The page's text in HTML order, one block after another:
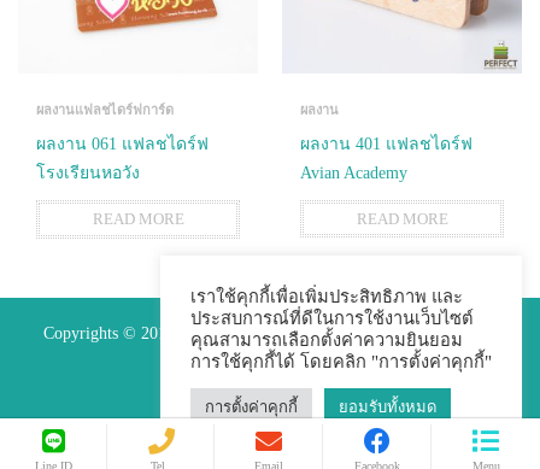
ผลงานแฟลชไดร์ฟการ์ด
ผลงาน 061 แฟลชไดร์ฟ
โรงเรียนหอวัง
READ MORE
ผลงาน
ผลงาน 401 แฟลชไดร์ฟ
Avian Academy
READ MORE
Copyrights © 2015 Premium Perfect Co.,ltd. All Rights Reserved.
เราใช้คุกกี้เพื่อเพิ่มประสิทธิภาพ และ
ประสบการณ์ที่ดีในการใช้งานเว็บไซต์
คุณสามารถเลือกตั้งค่าความยินยอม
การใช้คุกกี้ได้ โดยคลิก "การตั้งค่าคุกกี้"
การตั้งค่าคุกกี้ ยอมรับทั้งหมด